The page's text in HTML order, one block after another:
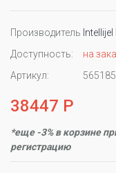
Производитель
Доступность:
на
Артикул:
565185
38447 Р
*еще -3% в корзине
регистрацию